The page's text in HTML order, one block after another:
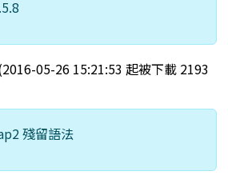
05-26 15:21:53 起被下載 2193
殘留語法